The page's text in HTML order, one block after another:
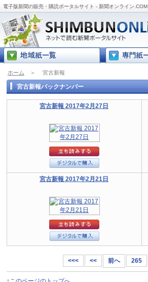
電子版新聞の販売・購読ポータルサイト - 新聞オンライン.COM
ホーム ＞ 宮古新報
宮古新報バックナンバー
宮古新報 2017年2月27日
宮古新報 2017年2月21日
<<< << 前へ 265